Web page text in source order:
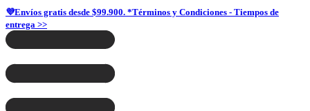
💜Envíos gratis desde $99.900. *Términos y Condiciones - Tiempos de
entrega >>